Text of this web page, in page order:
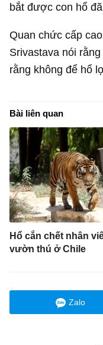
bắt được con hổ
Quan chức cấp
Srivastava nói
rằng không để hổ
Bài liên quan
Hổ cắn chết nhân
vườn thú ở Chile
Zalo